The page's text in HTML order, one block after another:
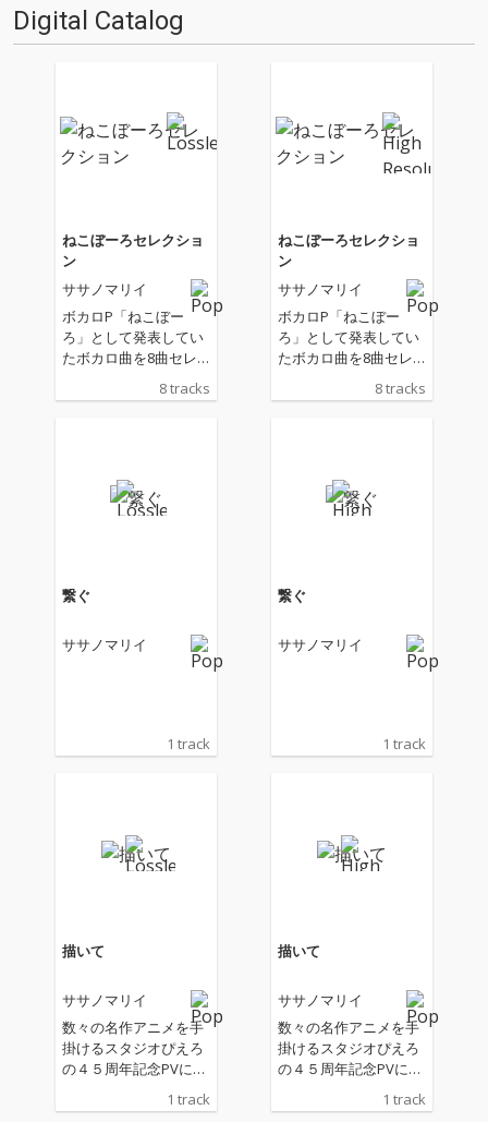
Digital Catalog
ねこぼーろセレクショ
ン
ササノマリイ
ボカロP「ねこぼー
ろ」として発表してい
たボカロ曲を8曲セレ
ス！ 『プロジェクトセ
トモスソラ」や今もな
おTikToKなどでカバー
色」などを収録。
8 tracks
ねこぼーろセレクショ
ン
ササノマリイ
ボカロP「ねこぼー
ろ」として発表してい
たボカロ曲を8曲セレ
ス！ 『プロジェクトセ
トモスソラ」や今もな
おTikToKなどでカバー
色」などを収録。
8 tracks
繋ぐ
ササノマリイ
1 track
繋ぐ
ササノマリイ
1 track
描いて
ササノマリイ
数々の名作アニメを手
掛けるスタジオぴえろ
の４５周年記念PVにサ
いて』が起用。 この
1 track
描いて
ササノマリイ
数々の名作アニメを手
掛けるスタジオぴえろ
の４５周年記念PVにサ
サノマリイの新曲『描
いて』が起用。 この
1 track